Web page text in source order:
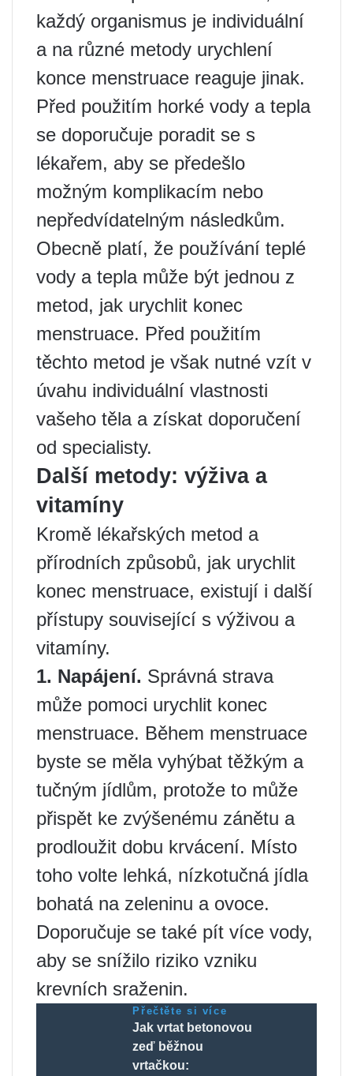
každý organismus je individuální
a na různé metody urychlení
konce menstruace reaguje jinak.
Před použitím horké vody a tepla
se doporučuje poradit se s
lékařem, aby se předešlo
možným komplikacím nebo
nepředvídatelným následkům.
Obecně platí, že používání teplé
vody a tepla může být jednou z
metod, jak urychlit konec
menstruace. Před použitím
těchto metod je však nutné vzít v
úvahu individuální vlastnosti
vašeho těla a získat doporučení
od specialisty.
Další metody: výživa a
vitamíny
Kromě lékařských metod a
přírodních způsobů, jak urychlit
konec menstruace, existují i ​​další
přístupy související s výživou a
vitamíny.
1. Napájení. Správná strava
může pomoci urychlit konec
menstruace. Během menstruace
byste se měla vyhýbat těžkým a
tučným jídlům, protože to může
přispět ke zvýšenému zánětu a
prodloužit dobu krvácení. Místo
toho volte lehká, nízkotučná jídla
bohatá na zeleninu a ovoce.
Doporučuje se také pít více vody,
aby se snížilo riziko vzniku
krevních sraženin.
Přečtěte si více
Jak vrtat betonovou
zeď běžnou
vrtačkou: